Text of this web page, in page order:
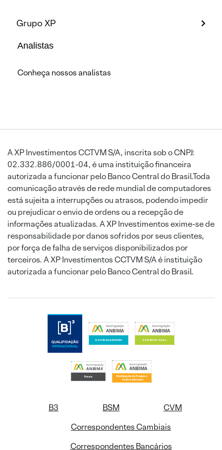
Grupo XP
Analistas
Conheça nossos analistas
A XP Investimentos CCTVM S/A, inscrita sob o CNPJ:
02.332.886/0001-04, é uma instituição financeira
autorizada a funcionar pelo Banco Central do Brasil.Toda
comunicação através de rede mundial de computadores
está sujeita a interrupções ou atrasos, podendo impedir
ou prejudicar o envio de ordens ou a recepção de
informações atualizadas. A XP Investimentos exime-se de
responsabilidade por danos sofridos por seus clientes,
por força de falha de serviços disponibilizados por
terceiros. A XP Investimentos CCTVM S/A é instituição
autorizada a funcionar pelo Banco Central do Brasil.
B3 BSM
CVM
Correspondentes Cambiais
Correspondentes Bancários